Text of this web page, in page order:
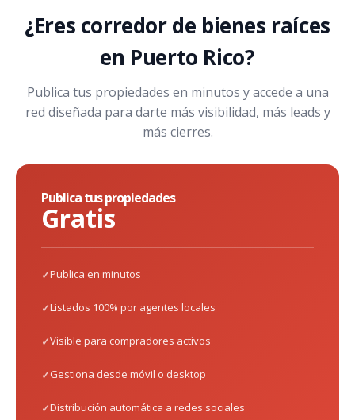
¿Eres corredor de bienes raíces
en Puerto Rico?
Publica tus propiedades en minutos y accede a una
red diseñada para darte más visibilidad, más leads y
más cierres.
Publica tus propiedades
Gratis
Publica en minutos
Listados 100% por agentes locales
Visible para compradores activos
Gestiona desde móvil o desktop
Distribución automática a redes sociales